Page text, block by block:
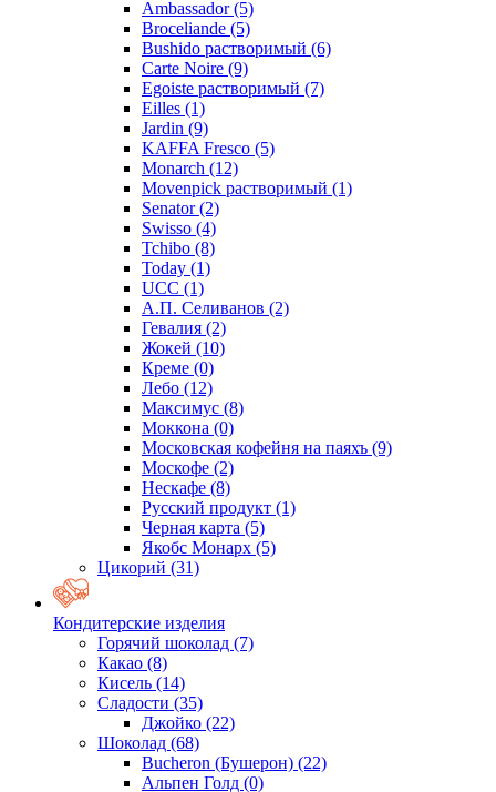
Ambassador(5)
Broceliande (5)
Bushido растворимый (6)
Carte Noire (9)
Egoiste растворимый (7)
Eilles (1)
Jardin (9)
KAFFA Fresco (5)
Monarch (12)
Movenpick растворимый (1)
Senator(2)
Swisso (4)
Tchibo (8)
Today (1)
UCC (1)
А.П. Селиванов (2)
Гевалия (2)
Жокей (10)
Креме (0)
Лебо (12)
Максимус (8)
Моккона (0)
Московская кофейня на паяхъ (9)
Москофе (2)
Нескафе (8)
Русский продукт (1)
Черная карта (5)
Якобс Монарх (5)
Цикорий (31)
Кондитерские изделия
Горячий шоколад (7)
Какао (8)
Кисель (14)
Сладости (35)
Джойко (22)
Шоколад (68)
Bucheron (Бушерон) (22)
Альпен Голд (0)